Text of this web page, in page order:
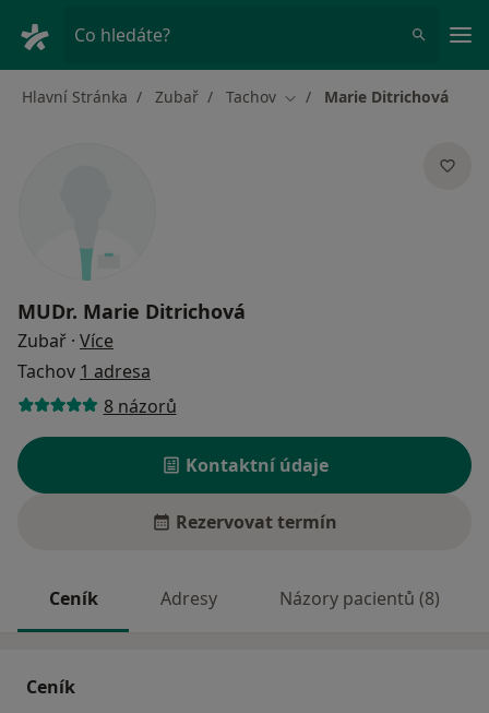
Co hledáte?
Hlavní Stránka Zubař Tachov Změna města
Marie Ditrichová
MUDr. Marie Ditrichová
Zubař · Více
Tachov 1 adresa
8 názorů
Kontaktní údaje
Rezervovat termín
Ceník Adresy Názory pacientů (8)
Ceník